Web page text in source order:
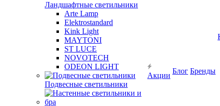
Ландшафтные светильники
Arte Lamp
Elektrostandard
Kink Light
MAYTONI
ST LUCE
NOVOTECH
ODEON LIGHT
Подвесные светильники
Акции
Блог Бренды